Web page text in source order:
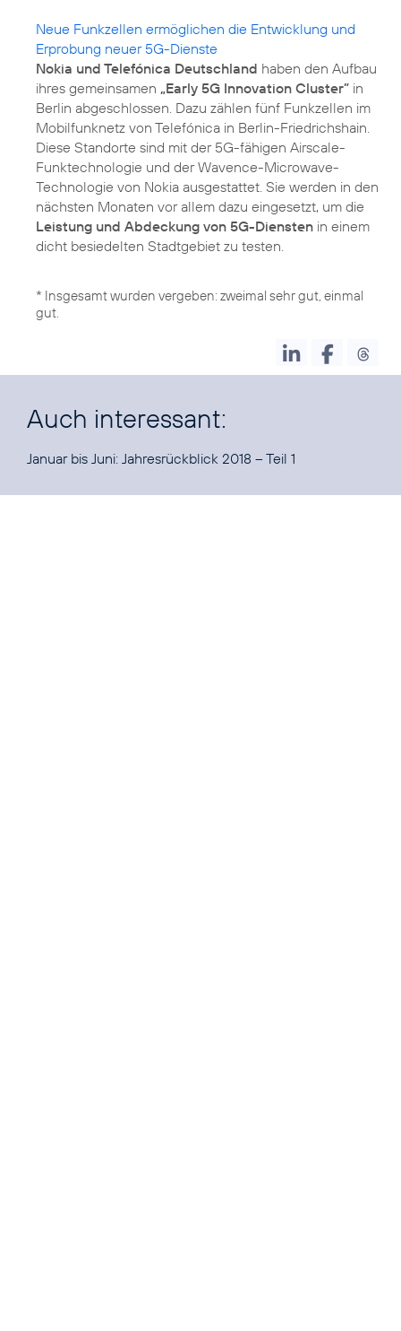
Neue Funkzellen ermöglichen die Entwicklung und
Erprobung neuer 5G-Dienste
Nokia und Telefónica Deutschland haben den Aufbau
ihres gemeinsamen „Early 5G Innovation Cluster” in
Berlin abgeschlossen. Dazu zählen fünf Funkzellen im
Mobilfunknetz von Telefónica in Berlin-Friedrichshain.
Diese Standorte sind mit der 5G-fähigen Airscale-
Funktechnologie und der Wavence-Microwave-
Technologie von Nokia ausgestattet. Sie werden in den
nächsten Monaten vor allem dazu eingesetzt, um die
Leistung und Abdeckung von 5G-Diensten in einem
dicht besiedelten Stadtgebiet zu testen.
* Insgesamt wurden vergeben: zweimal sehr gut, einmal
gut.
Auch interessant:
Januar bis Juni: Jahresrückblick 2018 – Teil 1